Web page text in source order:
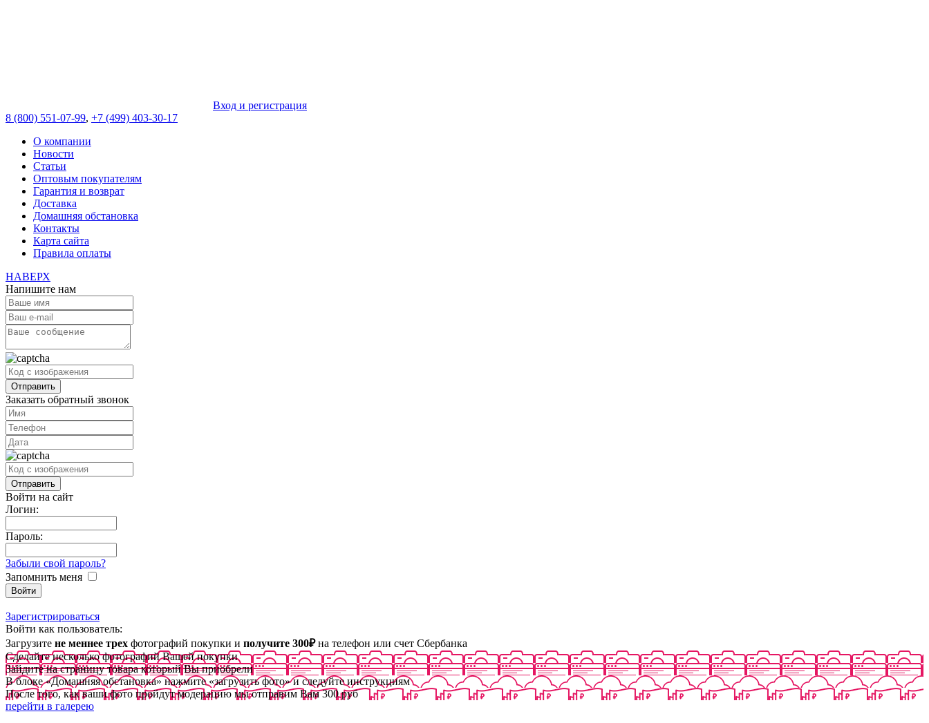
Вход и регистрация
8 (800) 551-07-99, +7 (499) 403-30-17
О компании
Новости
Статьи
Оптовым покупателям
Гарантия и возврат
Доставка
Домашняя обстановка
Контакты
Карта сайта
Правила оплаты
НАВЕРХ
Напишите нам
Заказать обратный звонок
Войти на сайт
Логин:
Пароль:
Забыли свой пароль?
Запомнить меня
Зарегистрироваться
Войти как пользователь:
Загрузите не меннее трех фотографий покупки и получите 300₽на телефон или счет Сбербанка
Сделайте несколько фотографий Вашей покупки
Зайдите на страницу товара который Вы приобрели
В блоке «Домашняя обстановка» нажмите «загрузить фото» и следуйте инструкциям
После того, как ваши фото пройдут модерацию мы отправим Вам 300 руб
перейти в галерею